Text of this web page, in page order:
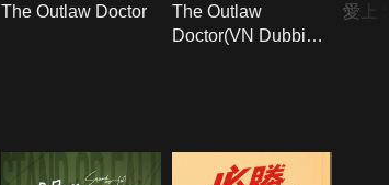
The Outlaw Doctor
The Outlaw
Doctor(VN Dubbing
愛上